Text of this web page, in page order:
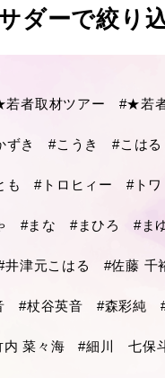
ダーで絞り
者取材ツアー #★若
ずき #こうき #こはる
も #トロヒィー #トワ
#まな #まひろ #ま
井津元こはる #佐藤 千
#杖谷英音 #森彩純
内 菜々海 #細川 七保